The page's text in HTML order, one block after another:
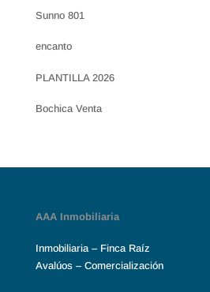
Sunno 801
encanto
PLANTILLA 2026
Bochica Venta
AAA Inmobiliaria
Inmobiliaria – Finca Raíz
Avalúos – Comercialización